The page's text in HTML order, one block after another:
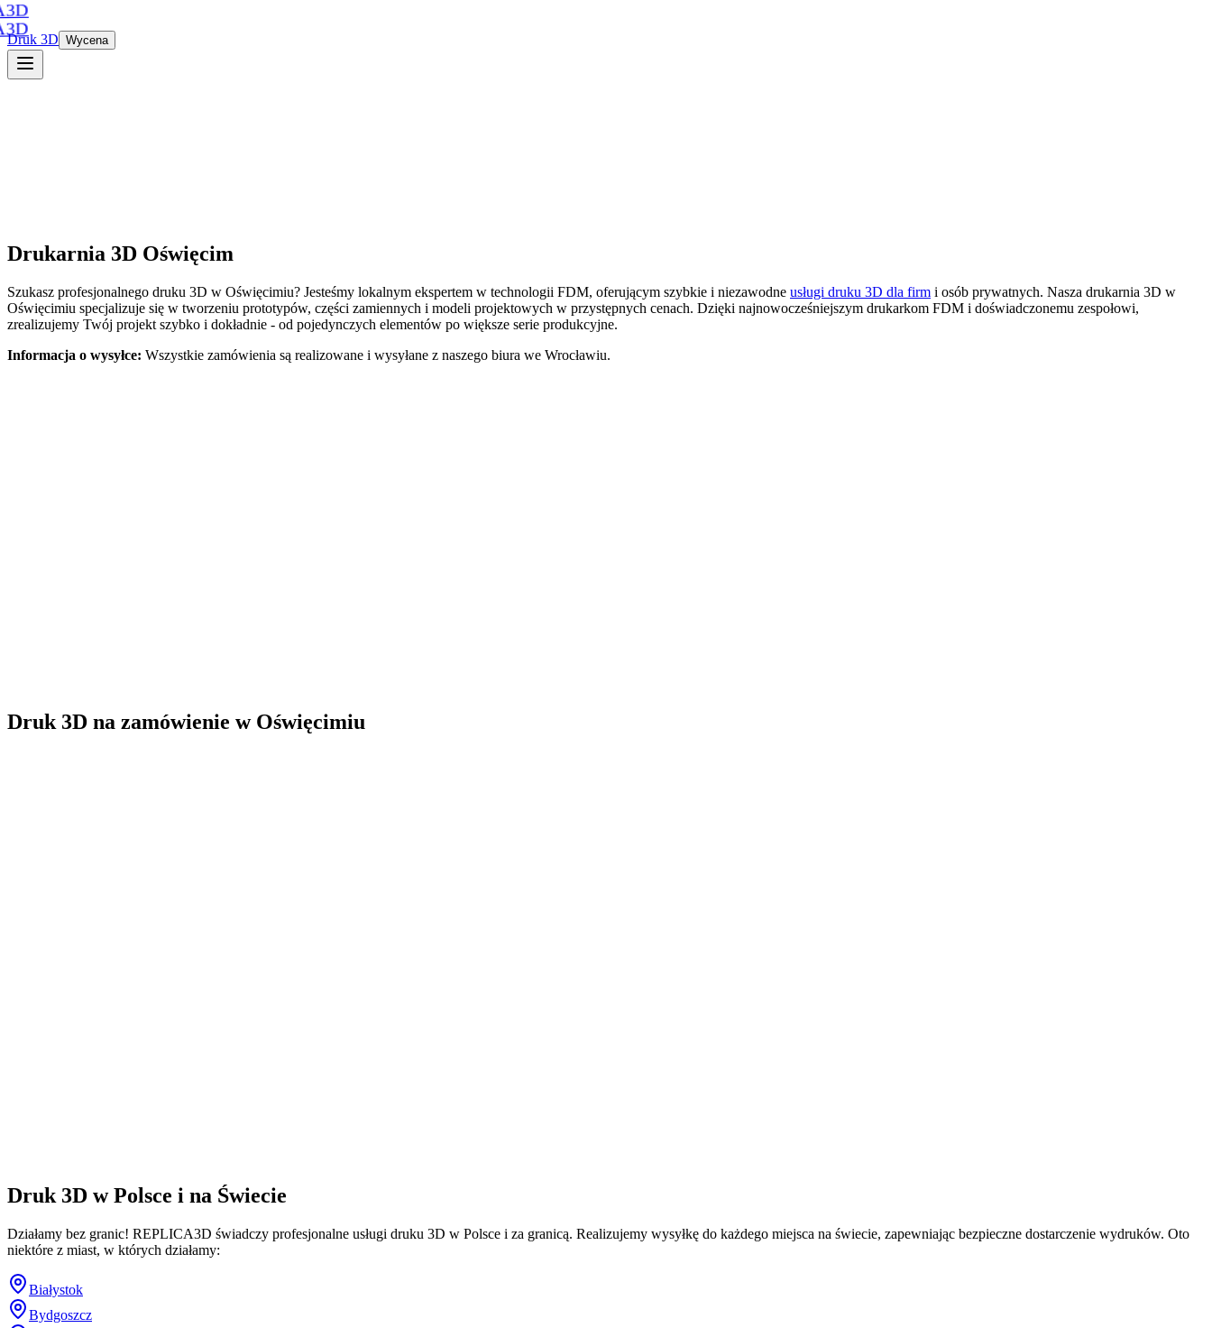
Druk 3D Wycena
Drukarnia 3D Oświęcim
Szukasz profesjonalnego druku 3D w Oświęcimiu? Jesteśmy lokalnym ekspertem w technologii FDM, oferującym szybkie i niezawodne usługi druku 3D dla firm i osób prywatnych. Nasza drukarnia 3D w
Oświęcimiu specjalizuje się w tworzeniu prototypów, części zamiennych i modeli projektowych w przystępnych cenach. Dzięki najnowocześniejszym drukarkom FDM i doświadczonemu zespołowi,
zrealizujemy Twój projekt szybko i dokładnie - od pojedynczych elementów po większe serie produkcyjne.
Informacja o wysyłce: Wszystkie zamówienia są realizowane i wysyłane z naszego biura we Wrocławiu.
Druk 3D na zamówienie w Oświęcimiu
Druk 3D w Polsce i na Świecie
Działamy bez granic! REPLICA3D świadczy profesjonalne usługi druku 3D w Polsce i za granicą. Realizujemy wysyłkę do każdego miejsca na świecie, zapewniając bezpieczne dostarczenie wydruków. Oto
niektóre z miast, w których działamy:
Białystok
Bydgoszcz